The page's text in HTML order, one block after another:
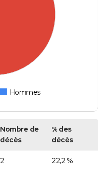
Hommes
Nombre de
décès
% des
décès
2 22,2 %